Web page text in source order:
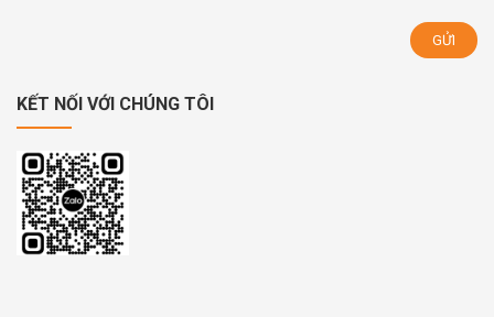
KẾT NỐI VỚI CHÚNG TÔI